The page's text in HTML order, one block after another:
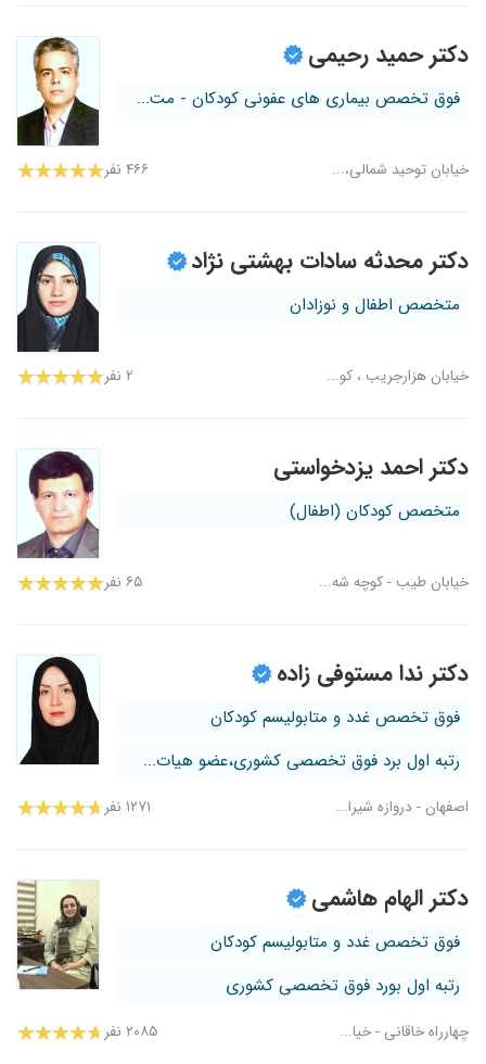
دکتر حمید رحیمی
فوق تخصص بیماری های عفونی کودکان - مت...
خیابان توحید شمالی،... ۴۶۶ نفر
دکتر محدثه سادات بهشتی نژاد
متخصص اطفال و نوزادان
خیابان هزارجریب ، کو... ۲ نفر
دکتر احمد یزدخواستی
متخصص کودکان (اطفال)
خیابان طیب - کوچه شه... ۶۵ نفر
دکتر ندا مستوفی زاده
فوق تخصص غدد و متابولیسم کودکان
رتبه اول برد فوق تخصصی کشوری،عضو هیات...
اصفهان - دروازه شیرا... ۱۲۷۱ نفر
دکتر الهام هاشمی
فوق تخصص غدد و متابولیسم کودکان
رتبه اول بورد فوق تخصصی کشوری
چهارراه خاقانی - خیا... ۲۰۸۵ نفر